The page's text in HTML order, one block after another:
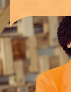
Karriere
Sozialdienste &
Suche